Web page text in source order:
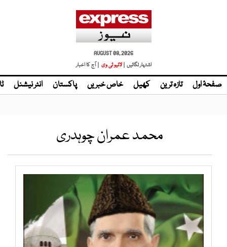
AUGUST 08, 2026
اشتہار لگائیں | لائیو ٹی وی | آج کا اخبار
صفحۂ اول تازہ ترین کھیل خاص خبریں پاکستان انٹر نیشنل
محمد عمران چوہدری